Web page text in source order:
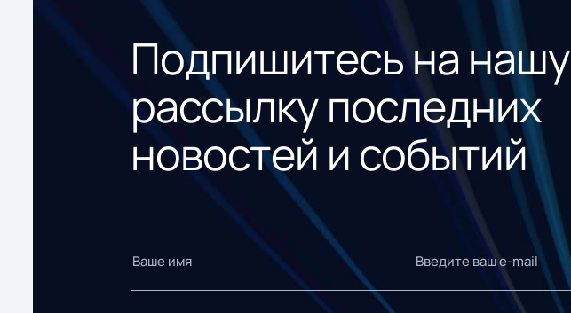
Подпишитесь на нашу
рассылку последних
новостей и событий